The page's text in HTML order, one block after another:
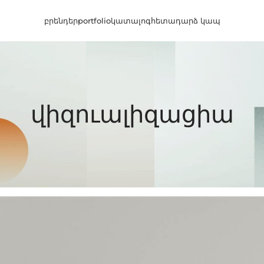
բրենդերportfolioկատալոգհետադարձ կապ
վիզուալիզացիա